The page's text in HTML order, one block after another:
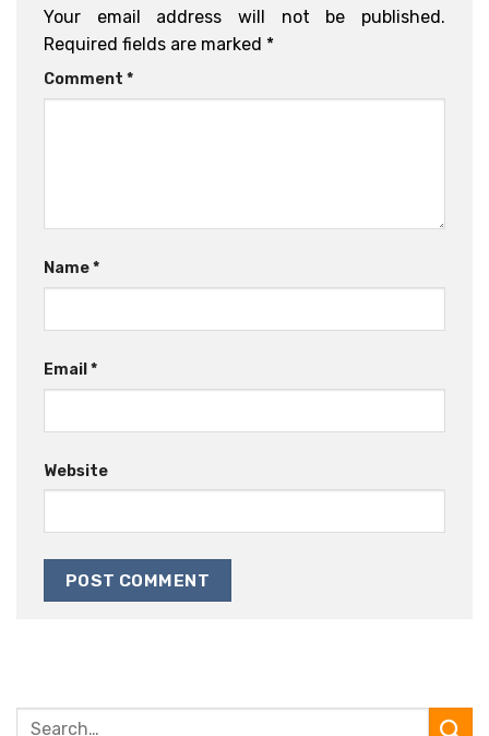
Your email address will not be published.
Required fields are marked *
Comment *
Name*
Email *
Website